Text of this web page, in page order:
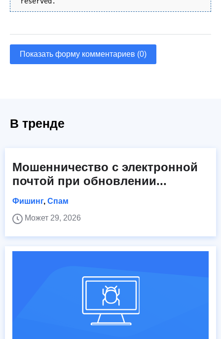
Показать форму комментариев (0)
В тренде
Мошенничество с электронной
почтой при обновлении...
Фишинг, Спам
Может 29, 2026